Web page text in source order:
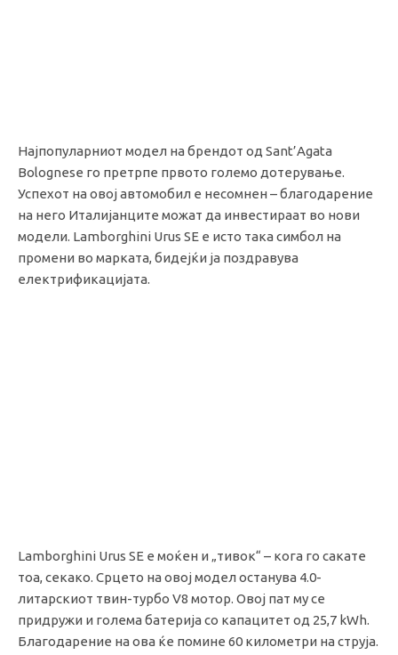
Најпопуларниот модел на брендот од Sant’Agata
Bolognese го претрпе првото големо дотерување.
Успехот на овој автомобил е несомнен – благодарение
на него Италијанците можат да инвестираат во нови
модели. Lamborghini Urus SE е исто така симбол на
промени во марката, бидејќи ја поздравува
електрификацијата.
Lamborghini Urus SE е моќен и „тивок“ – кога го сакате
тоа, секако. Срцето на овој модел останува 4.0-
литарскиот твин-турбо V8 мотор. Овој пат му се
придружи и голема батерија со капацитет од 25,7 kWh.
Благодарение на ова ќе помине 60 километри на струја.